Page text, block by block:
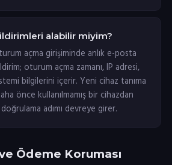
alabilir miyim?
açma girişiminde anlık e-posta
oturum açma zamanı, IP adresi,
bilgilerini içerir. Yeni cihaz tanıma
önce kullanılmamış bir cihazdan
doğrulama adımı devreye girer.
Ödeme Koruması